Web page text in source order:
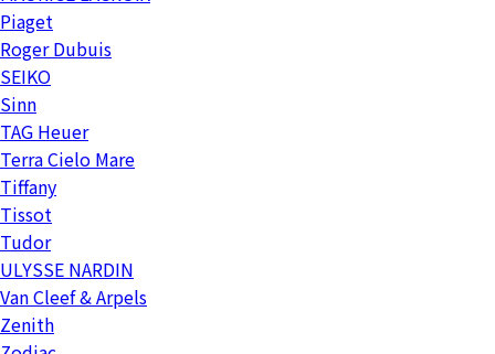
Piaget
Roger Dubuis
SEIKO
Sinn
TAG Heuer
Terra Cielo Mare
Tiffany
Tissot
Tudor
ULYSSE NARDIN
Van Cleef & Arpels
Zenith